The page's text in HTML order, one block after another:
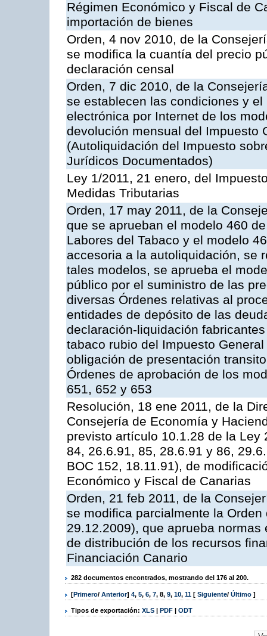
Régimen Económico y Fiscal de
importación de bienes
Orden, 4 nov 2010, de la
se modifica la cuantía del precio
declaración censal
Orden, 7 dic 2010, de la
se establecen las condiciones y
electrónica por Internet de los
devolución mensual del Impuesto
(Autoliquidación del Impuesto
Jurídicos Documentados)
Ley 1/2011, 21 enero, del
Medidas Tributarias
Orden, 17 may 2011, de la
que se aprueban el modelo 460
Labores del Tabaco y el modelo
accesoria a la autoliquidación, se
tales modelos, se aprueba el
público por el suministro de las
diversas Órdenes relativas al
entidades de depósito de las
declaración-liquidación
tabaco rubio del Impuesto
obligación de presentación
Órdenes de aprobación de los
651, 652 y 653
Resolución, 18 ene 2011, de la
Consejería de Economía y
previsto artículo 10.1.28 de la Ley
84, 26.6.91, 85, 28.6.91 y 86,
BOC 152, 18.11.91), de
Económico y Fiscal de Canarias
Orden, 21 feb 2011, de la
se modifica parcialmente la
29.12.2009), que aprueba
de distribución de los recursos
Financiación Canario
282 documentos encontrados, mostrando del 176 al 200.
[Primero/ Anterior] 4, 5, 6, 7, 8, 9, 10, 11 [ Siguiente/ Último ]
Tipos de exportación: XLS | PDF | ODT